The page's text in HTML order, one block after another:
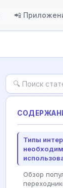
📲
Типы
Обзор